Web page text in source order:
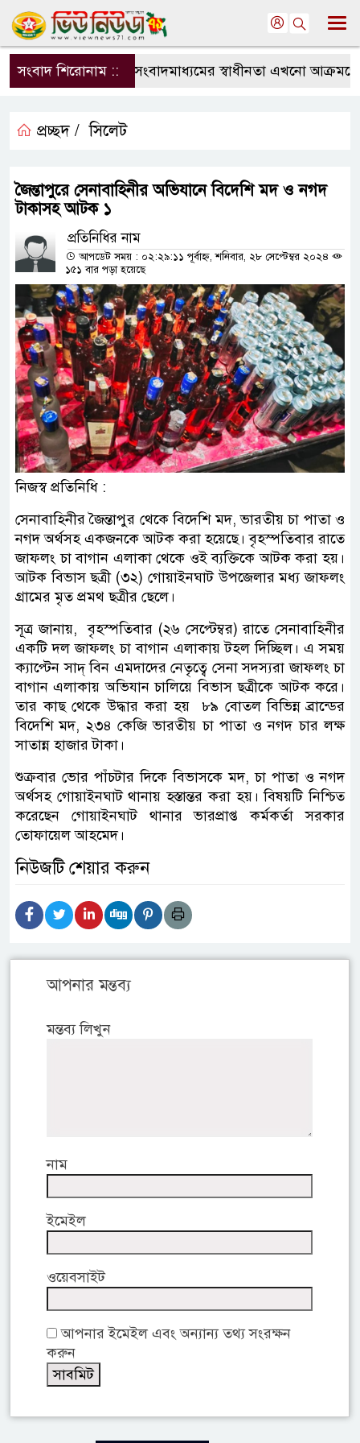
সংবাদ শিরোনাম ::সংবাদমাধ্যমের স্বাধীনতা এখনো আক্রমণের
প্রচ্ছদ / সিলেট
জৈন্তাপুরে সেনাবাহিনীর অভিযানে বিদেশি মদ ও নগদ
টাকাসহ আটক ১
প্রতিনিধির নাম
আপডেট সময় : ০২:২৯:১১ পূর্বাহ্ন, শনিবার, ২৮ সেপ্টেম্বর ২০২৪
১৫১ বার পড়া হয়েছে
নিজস্ব প্রতিনিধি :
সেনাবাহিনীর জৈন্তাপুর থেকে বিদেশি মদ, ভারতীয় চা পাতা ও
নগদ অর্থসহ একজনকে আটক করা হয়েছে। বৃহস্পতিবার রাতে
জাফলং চা বাগান এলাকা থেকে ওই ব্যক্তিকে আটক করা হয়।
আটক বিভাস ছত্রী (৩২) গোয়াইনঘাট উপজেলার মধ্য জাফলং
গ্রামের মৃত প্রমথ ছত্রীর ছেলে।
সূত্র জানায়, বৃহস্পতিবার (২৬ সেপ্টেম্বর) রাতে সেনাবাহিনীর
একটি দল জাফলং চা বাগান এলাকায় টহল দিচ্ছিল। এ সময়
ক্যাপ্টেন সাদ্ বিন এমদাদের নেতৃত্বে সেনা সদস্যরা জাফলং চা
বাগান এলাকায় অভিযান চালিয়ে বিভাস ছত্রীকে আটক করে।
তার কাছ থেকে উদ্ধার করা হয় ৮৯ বোতল বিভিন্ন ব্রান্ডের
বিদেশি মদ, ২৩৪ কেজি ভারতীয় চা পাতা ও নগদ চার লক্ষ
সাতান্ন হাজার টাকা।
শুক্রবার ভোর পাঁচটার দিকে বিভাসকে মদ, চা পাতা ও নগদ
অর্থসহ গোয়াইনঘাট থানায় হস্তান্তর করা হয়। বিষয়টি নিশ্চিত
করেছেন গোয়াইনঘাট থানার ভারপ্রাপ্ত কর্মকর্তা সরকার
তোফায়েল আহমেদ।
নিউজটি শেয়ার করুন
আপনার মন্তব্য
মন্তব্য লিখুন
নাম
ইমেইল
ওয়েবসাইট
আপনার ইমেইল এবং অন্যান্য তথ্য সংরক্ষন
করুন